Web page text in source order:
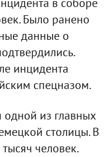
в соборе
Было ранено
данные о
инцидента
спецназом.
одной из главных
столицы. В
человек.